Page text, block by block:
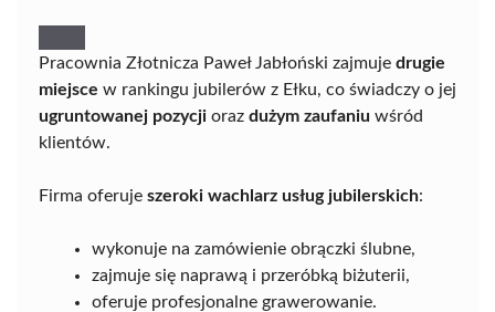
Pracownia Złotnicza Paweł Jabłoński zajmuje drugie
miejsce w rankingu jubilerów z Ełku, co świadczy o jej
ugruntowanej pozycji oraz dużym zaufaniu wśród
klientów.
Firma oferuje szeroki wachlarz usług jubilerskich:
wykonuje na zamówienie obrączki ślubne,
zajmuje się naprawą i przeróbką biżuterii,
oferuje profesjonalne grawerowanie.